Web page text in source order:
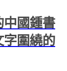
的自然系部...
中國鍾書
字圍繞的